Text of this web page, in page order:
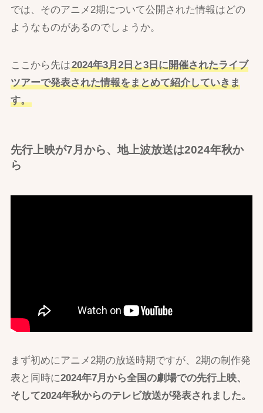
では、そのアニメ2期について公開された情報はどの
ようなものがあるのでしょうか。
ここから先は2024年3月2日と3日に開催されたライブ
ツアーで発表された情報をまとめて紹介していきま
す。
先行上映が7月から、地上波放送は2024年秋か
ら
まず初めにアニメ2期の放送時期ですが、2期の制作発
表と同時に2024年7月から全国の劇場での先行上映、
そして2024年秋からのテレビ放送が発表されました。